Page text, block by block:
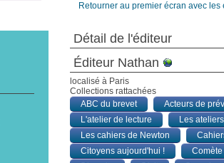
Retourner au premier écran avec les
Détail de l'éditeur
Éditeur Nathan
localisé à Paris
Collections rattachées
ABC du brevet
Acteurs de
L'atelier de lecture
Les
Les cahiers de Newton
Citoyens aujourd'hui !